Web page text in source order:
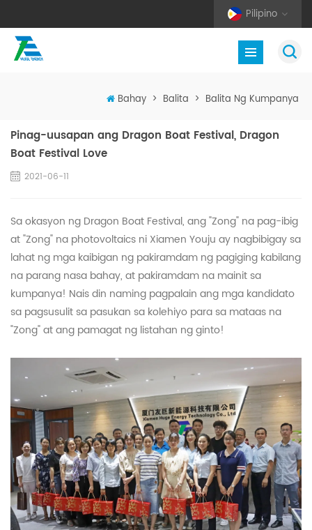
Pilipino
Bahay > Balita > Balita Ng Kumpanya
Pinag-uusapan ang Dragon Boat Festival, Dragon
Boat Festival Love
2021-06-11
Sa okasyon ng Dragon Boat Festival, ang "Zong" na pag-ibig
at "Zong" na photovoltaics ni Xiamen Youju ay nagbibigay sa
lahat ng mga kaibigan ng pakiramdam ng pagiging kabilang
na parang nasa bahay, at pakiramdam na mainit sa
kumpanya! Nais din naming pagpalain ang mga kandidato
sa pagsusulit sa pasukan sa kolehiyo para sa mataas na
"Zong" at ang pamagat ng listahan ng ginto!